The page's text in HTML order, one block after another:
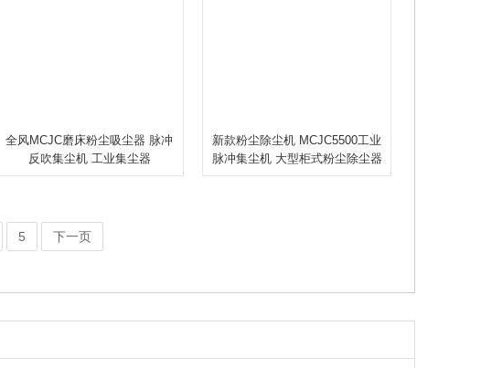
全风MCJC磨床粉尘吸尘器 脉冲
反吹集尘机 工业集尘器
新款粉尘除尘机 MCJC5500工业
脉冲集尘机 大型柜式粉尘除尘器
5 下一页